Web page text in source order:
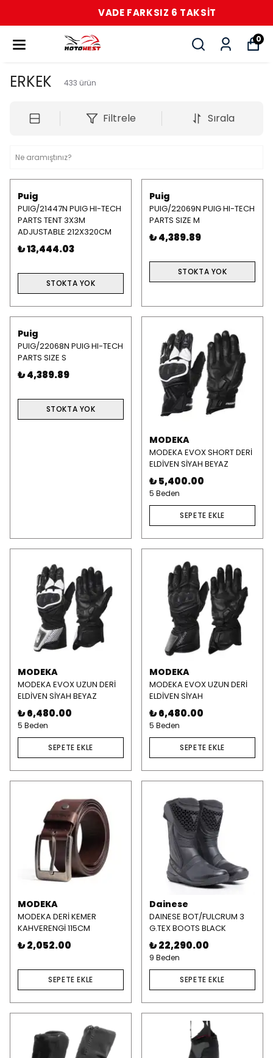
VADE FARKSIZ 6 TAKSİT
0
ERKEK 433 ürün
Filtrele Sırala
Puig
PUIG/21447N PUIG HI-TECH
PARTS TENT 3X3M
ADJUSTABLE 212X320CM
₺ 13,444.03
STOKTA YOK
Puig
PUIG/22069N PUIG HI-TECH
PARTS SIZE M
₺ 4,389.89
STOKTA YOK
Puig
PUIG/22068N PUIG HI-TECH
PARTS SIZE S
₺ 4,389.89
STOKTA YOK
MODEKA
MODEKA EVOX SHORT DERİ
ELDİVEN SİYAH BEYAZ
₺ 5,400.00
5 Beden
SEPETE EKLE
MODEKA
MODEKA EVOX UZUN DERİ
ELDİVEN SİYAH BEYAZ
₺ 6,480.00
5 Beden
SEPETE EKLE
MODEKA
MODEKA EVOX UZUN DERİ
ELDİVEN SİYAH
₺ 6,480.00
5 Beden
SEPETE EKLE
MODEKA
MODEKA DERİ KEMER
KAHVERENGİ 115CM
₺ 2,052.00
SEPETE EKLE
Dainese
DAINESE BOT/FULCRUM 3
G.TEX BOOTS BLACK
₺ 22,290.00
9 Beden
SEPETE EKLE